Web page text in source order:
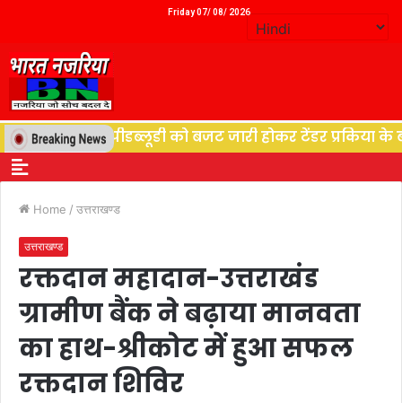
Friday 07/ 08/ 2026
विभाग पीडब्लूडी को बजट जारी होकर टेंडर प्रकिया के बाद
Home / उत्तराखण्ड
उत्तराखण्ड
रक्तदान महादान-उत्तराखंड
ग्रामीण बैंक ने बढ़ाया मानवता
का हाथ-श्रीकोट में हुआ सफल
रक्तदान शिविर